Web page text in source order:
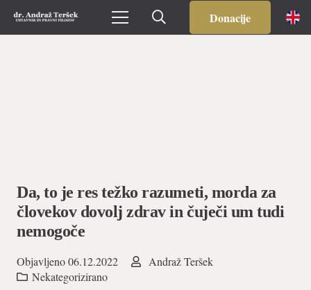
Donacije
Da, to je res težko razumeti, morda za
človekov dovolj zdrav in čuječi um tudi
nemogoče
Objavljeno06.12.2022
Andraž Teršek
Nekategorizirano